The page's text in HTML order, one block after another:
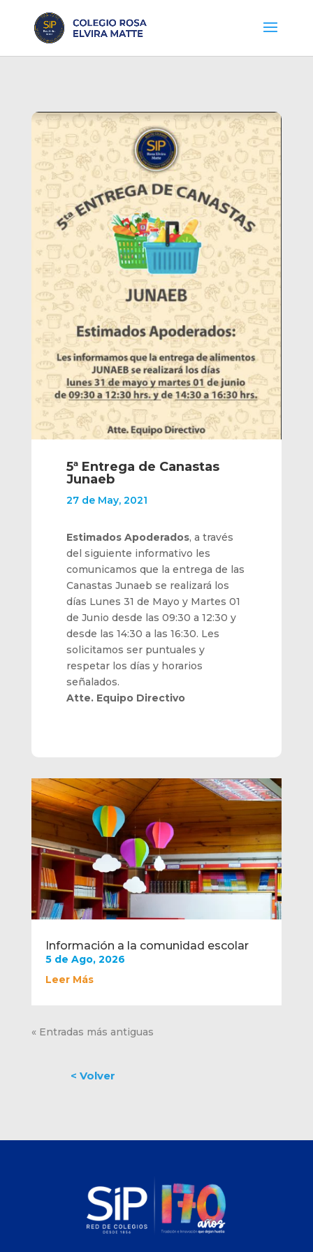
Información a la comunidad escolar
5 de Ago, 2026
Leer Más
« Entradas más antiguas
5ª Entrega de Canastas
Junaeb
27 de May, 2021
Estimados Apoderados, a través
del siguiente informativo les
comunicamos que la entrega de las
Canastas Junaeb se realizará los
días Lunes 31 de Mayo y Martes 01
de Junio desde las 09:30 a 12:30 y
desde las 14:30 a las 16:30. Les
solicitamos ser puntuales y
respetar los días y horarios
señalados.
Atte. Equipo Directivo